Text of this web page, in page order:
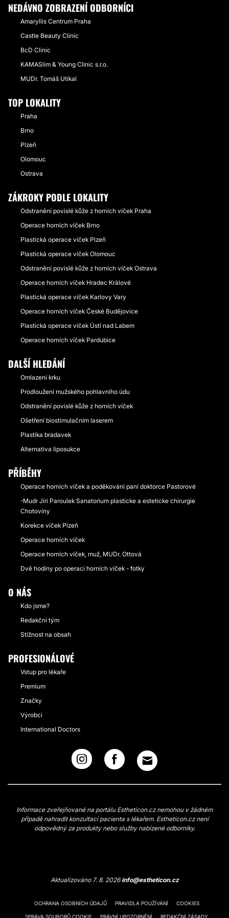
NEDÁVNO ZOBRAZENÍ ODBORNÍCI
Amaryllis Centrum Praha
Castle Beauty Clinic
BcD Clinic
KAMASlim & Young Clinic s.r.o.
MUDr. Tomáš Utíkal
TOP LOKALITY
Praha
Brno
Plzeň
Olomouc
Ostrava
ZÁKROKY PODLE LOKALITY
Odstranění povislé kůže z horních víček Praha
Operace horních víček Brno
Plastická operace víček Plzeň
Plastická operace víček Olomouc
Odstranění povislé kůže z horních víček Ostrava
Operace horních víček Hradec Králové
Plastická operace víček Karlovy Vary
Operace horních víček České Budějovice
Plastická operace víček Ústí nad Labem
Operace horních víček Pardubice
DALŠÍ HLEDÁNÍ
Omlazení krku
Prodloužení mužského pohlavního údu
Odstranění povislé kůže z horních víček
Ošetření biostimulačním laserem
Plastika bradavek
Alternativa liposukce
PŘÍBĚHY
Operace horních víček a poděkování paní doktorce Pastorové
-Mudr Jiri Paroulek Sanatorium plasticke a esteticke chirurgie
Chotoviny
Korekce víček Plzeň
Operace horních víček
Operace horních víček, muž, MUDr. Ottová
Dvě hodiny po operaci horních víček - fotky
O NÁS
Kdo jsme?
Redakční tým
Stížnost na obsah
PROFESIONÁLOVÉ
Vstup pro lékaře
Premium
Značky
Výrobci
International Doctors
Informace zveřejňované na portálu Estheticon.cz nemohou v žádném
případě nahradit konzultaci pacienta s lékařem. Estheticon.cz není
odpovědný za produkty nebo služby nabízené odborníky.
Aktualizováno 7. 8. 2026info@estheticon.cz
OCHRANA OSOBNÍCH ÚDAJŮ PRAVIDLA POUŽÍVÁNÍ COOKIES
SPRÁVA SOUBORŮ COOKIE PRÁVNÍ UPOZORNĚNÍ REDAKČNÍ ZÁSADY